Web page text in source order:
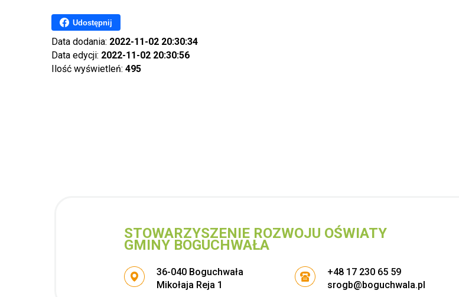
Udostępnij
Data dodania: 2022-11-02 20:30:34
Data edycji: 2022-11-02 20:30:56
Ilość wyświetleń: 495
STOWARZYSZENIE ROZWOJU OŚWIATY
GMINY BOGUCHWAŁA
Adres pocztowy:
36-040 Boguchwała
Mikołaja Reja 1
+48 17 230 65 59
srogb@boguchwala.pl